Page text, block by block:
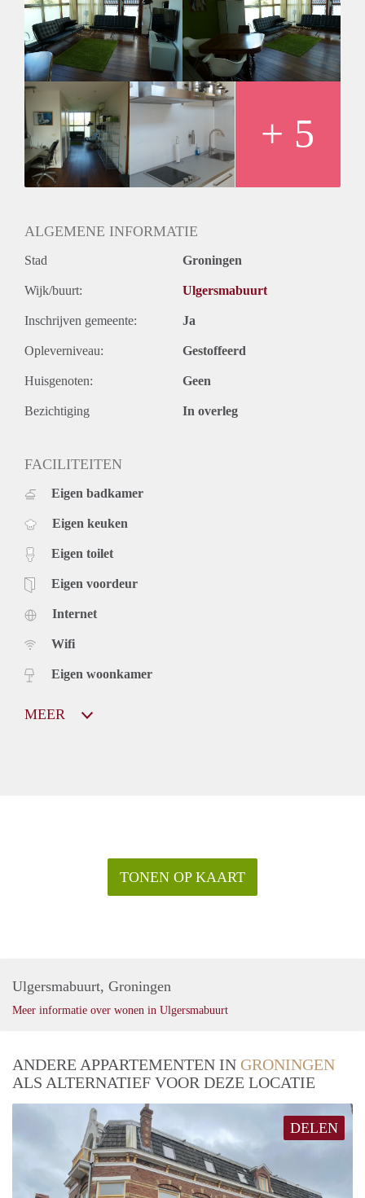
+ 5
ALGEMENE INFORMATIE
Stad Groningen
Wijk/buurt: Ulgersmabuurt
Inschrijven gemeente: Ja
Opleverniveau: Gestoffeerd
Huisgenoten: Geen
Bezichtiging In overleg
FACILITEITEN
Eigen badkamer
Eigen keuken
Eigen toilet
Eigen voordeur
Internet
Wifi
Eigen woonkamer
MEER
TONEN OP KAART
Ulgersmabuurt, Groningen
Meer informatie over wonen in Ulgersmabuurt
ANDERE APPARTEMENTEN IN GRONINGEN
ALS ALTERNATIEF VOOR DEZE LOCATIE
DELEN